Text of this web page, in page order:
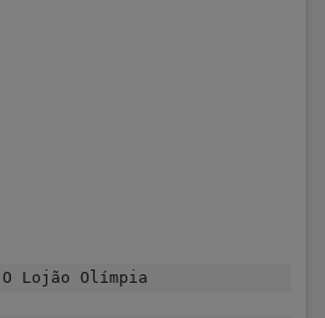
O Lojão Olímpia